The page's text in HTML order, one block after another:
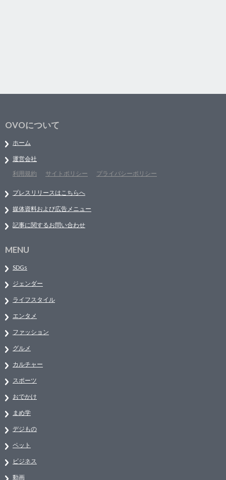
OVOについて
ホーム
運営会社
利用規約
サイトポリシー プライバシーポリシー
プレスリリースはこちらへ
媒体資料および広告メニュー
記事に関するお問い合わせ
MENU
SDGs
ジェンダー
ライフスタイル
エンタメ
ファッション
グルメ
カルチャー
スポーツ
おでかけ
まめ学
デジもの
ペット
ビジネス
動画